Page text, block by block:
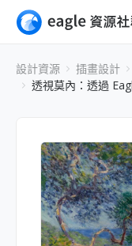
設計資源 插畫設計
透視莫內：透過